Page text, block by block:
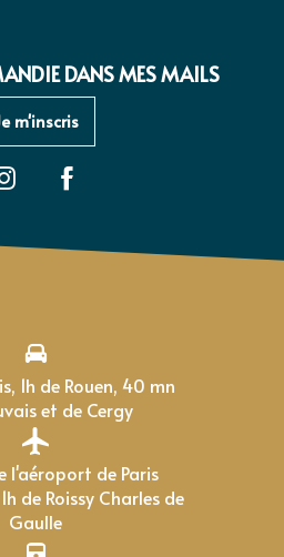
DANS MES MAILS
m'inscris
et de Cergy
de Roissy Charles de
Gaulle